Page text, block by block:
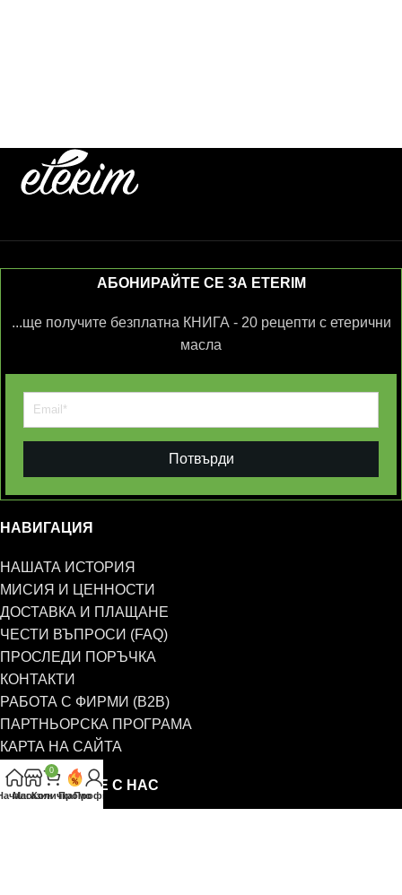
АБОНИРАЙТЕ СЕ ЗА ETERIM
...ще получите безплатна КНИГА - 20 рецепти с етерични
масла
Потвърди
НАВИГАЦИЯ
НАШАТА ИСТОРИЯ
МИСИЯ И ЦЕННОСТИ
ДОСТАВКА И ПЛАЩАНЕ
ЧЕСТИ ВЪПРОСИ (FAQ)
ПРОСЛЕДИ ПОРЪЧКА
КОНТАКТИ
РАБОТА С ФИРМИ (B2B)
ПАРТНЬОРСКА ПРОГРАМА
КАРТА НА САЙТА
СВЪРЖЕТЕ СЕ С НАС
Магазин
0
КоличкаПромоПрофил